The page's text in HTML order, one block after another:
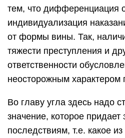
тем, что дифференциация
индивидуализация
от формы вины. Так,
тяжести преступления и
ответственности
неосторожным характером
Во главу угла здесь надо
значение, которое придает
последствиям, т.е. какое